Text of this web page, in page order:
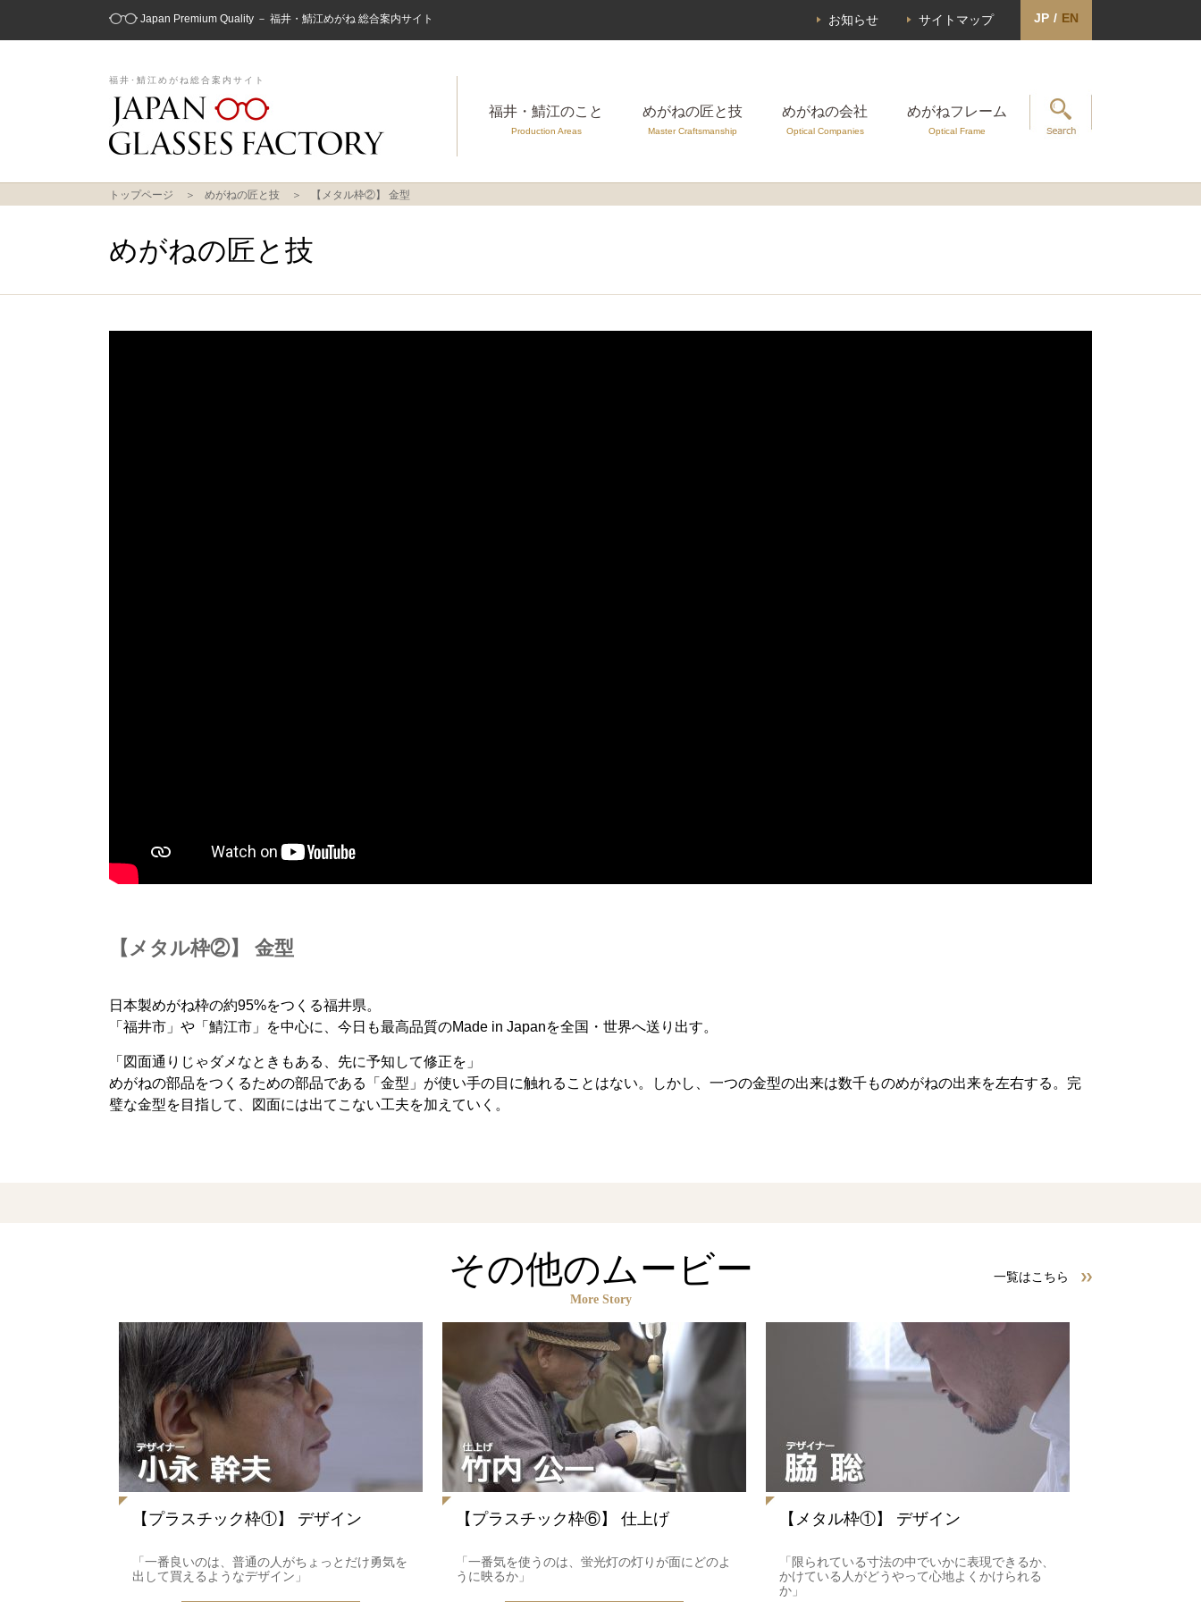
Japan Premium Quality － 福井・鯖江めがね 総合案内サイト お知らせ サイトマップ JP / EN
福井･鯖江めがね総合案内サイト
福井・鯖江のこと
Production Areas
めがねの匠と技
Master Craftsmanship
めがねの会社
Optical Companies
めがねフレーム
Optical Frame
トップページ めがねの匠と技 【メタル枠②】 金型
めがねの匠と技
【メタル枠②】 金型
日本製めがね枠の約95%をつくる福井県。
「福井市」や「鯖江市」を中心に、今日も最高品質のMade in Japanを全国・世界へ送り出す。
「図面通りじゃダメなときもある、先に予知して修正を」
めがねの部品をつくるための部品である「金型」が使い手の目に触れることはない。しかし、一つの金型の出来は数千ものめがねの出来を左右する。完
璧な金型を目指して、図面には出てこない工夫を加えていく。
その他のムービー
More Story
一覧はこちら
【プラスチック枠①】 デザイン
「一番良いのは、普通の人がちょっとだけ勇気を
出して買えるようなデザイン」
【プラスチック枠⑥】 仕上げ
「一番気を使うのは、蛍光灯の灯りが面にどのよ
うに映るか」
【メタル枠①】 デザイン
「限られている寸法の中でいかに表現できるか、
かけている人がどうやって心地よくかけられる
か」